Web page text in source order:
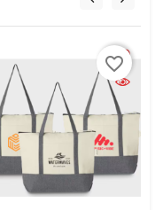
favorite_border